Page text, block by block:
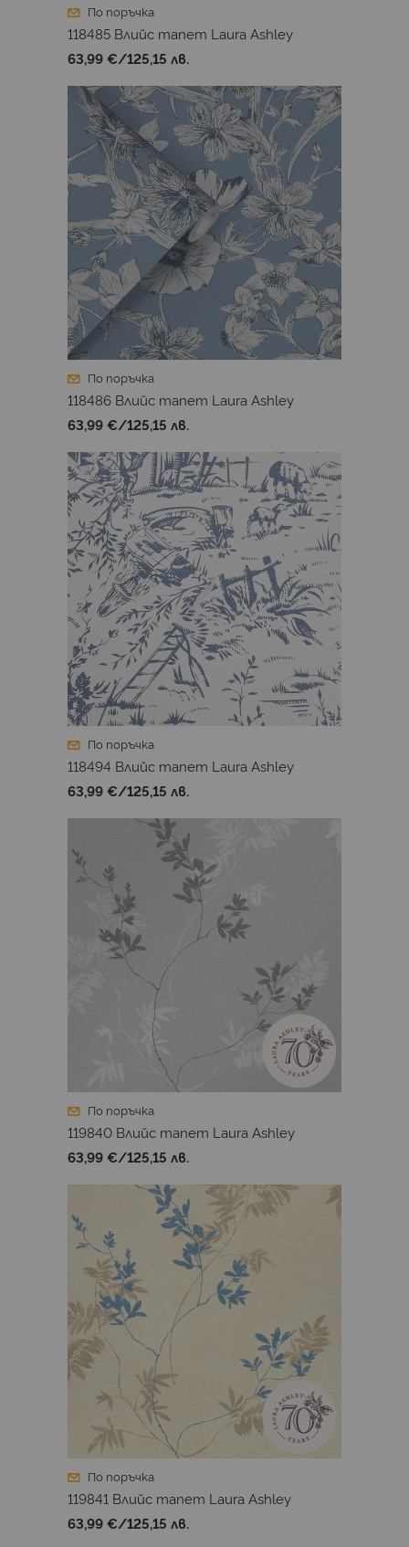
По поръчка
118485 Влийс тапет Laura Ashley
63,99 €/125,15 лв.
По поръчка
118486 Влийс тапет Laura Ashley
63,99 €/125,15 лв.
По поръчка
118494 Влийс тапет Laura Ashley
63,99 €/125,15 лв.
По поръчка
119840 Влийс тапет Laura Ashley
63,99 €/125,15 лв.
По поръчка
119841 Влийс тапет Laura Ashley
63,99 €/125,15 лв.